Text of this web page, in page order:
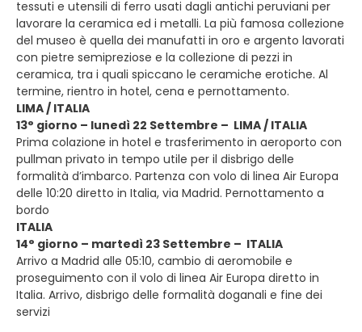
tessuti e utensili di ferro usati dagli antichi peruviani per
lavorare la ceramica ed i metalli. La più famosa collezione
del museo è quella dei manufatti in oro e argento lavorati
con pietre semipreziose e la collezione di pezzi in
ceramica, tra i quali spiccano le ceramiche erotiche. Al
termine, rientro in hotel, cena e pernottamento.
LIMA / ITALIA
13° giorno – lunedì 22 Settembre – LIMA / ITALIA
Prima colazione in hotel e trasferimento in aeroporto con
pullman privato in tempo utile per il disbrigo delle
formalità d’imbarco. Partenza con volo di linea Air Europa
delle 10:20 diretto in Italia, via Madrid. Pernottamento a
bordo
ITALIA
14° giorno – martedì 23 Settembre – ITALIA
Arrivo a Madrid alle 05:10, cambio di aeromobile e
proseguimento con il volo di linea Air Europa diretto in
Italia. Arrivo, disbrigo delle formalità doganali e fine dei
servizi